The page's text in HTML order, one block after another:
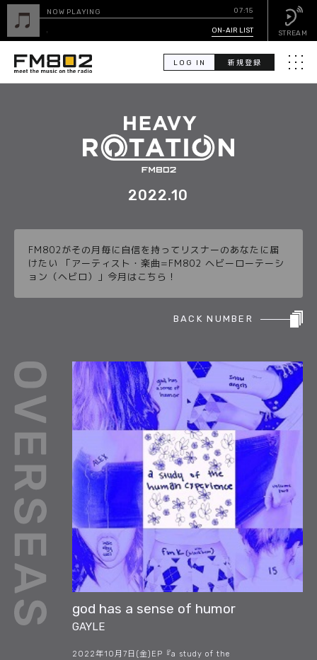
LOG IN 新規登録 メニ
索
GUEST CALENDAR
EVENT CALENDAR
HEAVY ROTATION
DJ
FAQ
ONLINESHOP
NOW PLAYING 07:15
KISS KISS KISS/ flowerovlove
ON-AIR LIST STREAM
2022.10
FM802がその月毎に自信を持ってリスナーのあなたに届
けたい 「アーティスト・楽曲=FM802 ヘビーローテーシ
ョン（ヘビロ）」今月はこちら！
BACK NUMBER
god has a sense of humor
GAYLE
2022年10月7日(金)EP『a study of the